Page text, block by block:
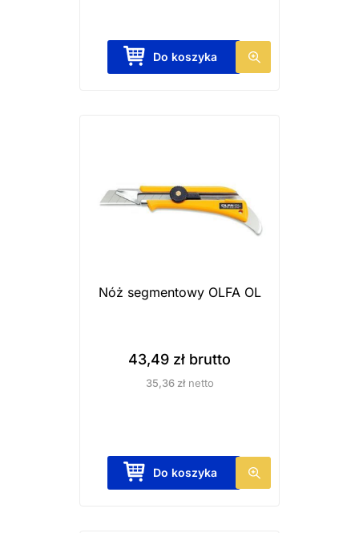
Do koszyka
Nóż segmentowy OLFA OL
43,49 zł brutto
35,36 złnetto
Do koszyka